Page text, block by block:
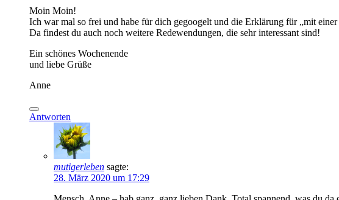
Moin Moin!
Ich war mal so frei und habe für dich gegoogelt und die Erklärung für „mit
Da findest du auch noch weitere Redewendungen, die sehr interessant sind!
Ein schönes Wochenende
und liebe Grüße
Anne
Antworten
mutigerleben sagte:
28. März 2020 um 17:29